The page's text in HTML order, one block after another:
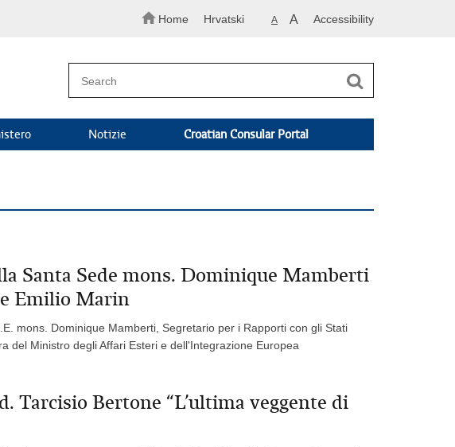
Home Hrvatski A A Accessibility
Notizie Croatian Consular Portal
Santa Sede mons. Dominique Mamberti
Emilio Marin
mons. Dominique Mamberti, Segretario per i Rapporti con gli Stati
del Ministro degli Affari Esteri e dell'Integrazione Europea
Tarcisio Bertone “L’ultima veggente di